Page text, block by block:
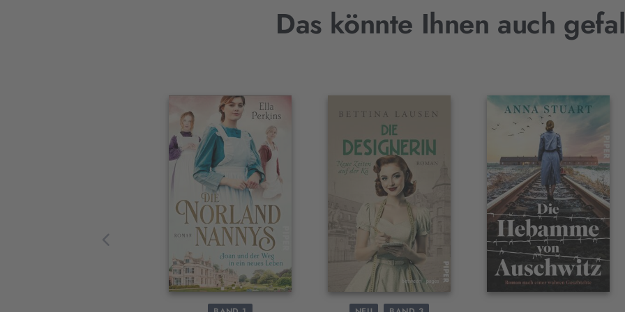
Das könnte Ihnen auch
Interaktives
Slider-
Element